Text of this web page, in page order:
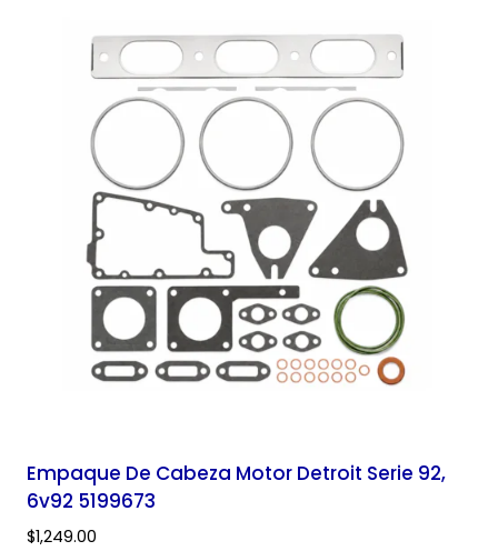
Empaque De Cabeza Motor Detroit Serie 92,
6v92 5199673
$1,249.00